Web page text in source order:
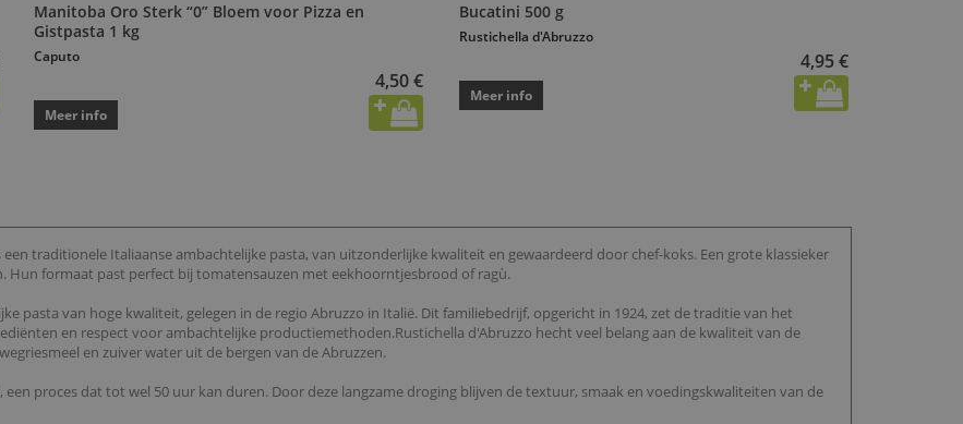
Manitoba Oro Sterk “0” Bloem voor Pizza en
Gistpasta 1 kg
Caputo
4,50 €
Meer info
Bucatini 500 g
Rustichella d'Abruzzo
4,95 €
Meer info
traditionele Italiaanse ambachtelijke pasta, van uitzonderlijke kwaliteit en gewaardeerd door chef-koks. Een grote klassieker
Hun formaat past perfect bij tomatensauzen met eekhoorntjesbrood of ragù.
pasta van hoge kwaliteit, gelegen in de regio Abruzzo in Italië. Dit familiebedrijf, opgericht in 1924, zet de traditie van het
en respect voor ambachtelijke productiemethoden.Rustichella d'Abruzzo hecht veel belang aan de kwaliteit van de
en zuiver water uit de bergen van de Abruzzen.
proces dat tot wel 50 uur kan duren. Door deze langzame droging blijven de textuur, smaak en voedingskwaliteiten van de